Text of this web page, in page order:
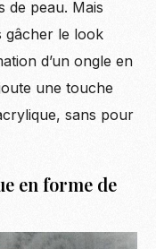
de peau. Mais
gâcher le look
d’un ongle en
une touche
sans pour
en forme de